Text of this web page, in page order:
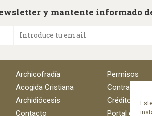
y mantente informado
Introduce tu email
Archicofradía
Permisos
Acogida Cristiana
Contratación
Archidiócesis
Créditos
Contacto
Portal del